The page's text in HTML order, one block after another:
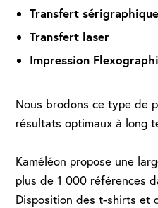
Transfert sérigraphique
Transfert laser
Impression
Nous brodons ce type de
résultats optimaux à long
Kaméléon propose une
plus de 1 000 références
Disposition des t-shirts et